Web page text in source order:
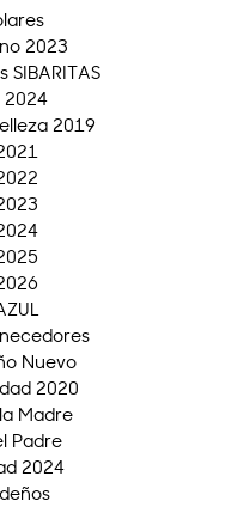
2023
2024
2019
Nuevo
2020
Madre
Padre
2024